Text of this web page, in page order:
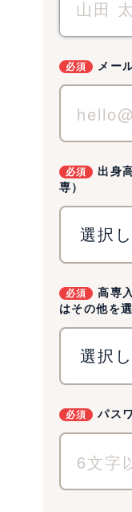
メー
出身
専）
高専
はその他を
パス